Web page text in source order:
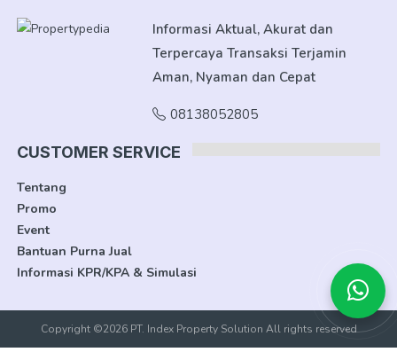
Informasi Aktual, Akurat dan
Terpercaya Transaksi Terjamin
Aman, Nyaman dan Cepat
08138052805
CUSTOMER SERVICE
Tentang
Promo
Event
Bantuan Purna Jual
Informasi KPR/KPA & Simulasi
Copyright ©2026 PT. Index Property Solution All rights reserved